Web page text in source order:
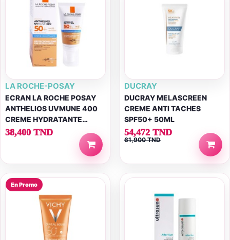
LA ROCHE-POSAY
ECRAN LA ROCHE POSAY
ANTHELIOS UVMUNE 400
CREME HYDRATANTE
TEINTEE SPF50+ 50ML
38,400 TND
DUCRAY
DUCRAY MELASCREEN
CREME ANTI TACHES
SPF50+ 50ML
54,472 TND
61,900 TND
En Promo